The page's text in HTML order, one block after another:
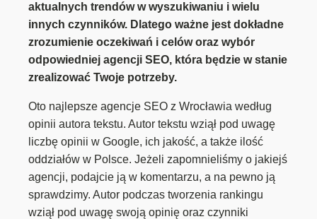
aktualnych trendów w wyszukiwaniu i wielu
innych czynników. Dlatego ważne jest dokładne
zrozumienie oczekiwań i celów oraz wybór
odpowiedniej agencji SEO, która będzie w stanie
zrealizować Twoje potrzeby.
Oto najlepsze agencje SEO z Wrocławia według
opinii autora tekstu. Autor tekstu wziął pod uwagę
liczbę opinii w Google, ich jakość, a także ilość
oddziałów w Polsce. Jeżeli zapomnieliśmy o jakiejś
agencji, podajcie ją w komentarzu, a na pewno ją
sprawdzimy. Autor podczas tworzenia rankingu
wziął pod uwagę swoją opinię oraz czynniki